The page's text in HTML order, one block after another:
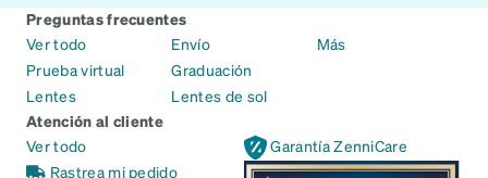
Preguntas frecuentes
Ver todo
Prueba virtual
Lentes
Envío
Graduación
Lentes de sol
Más
Atención al cliente
Ver todo
Rastrea mi pedido
Garantía ZenniCare